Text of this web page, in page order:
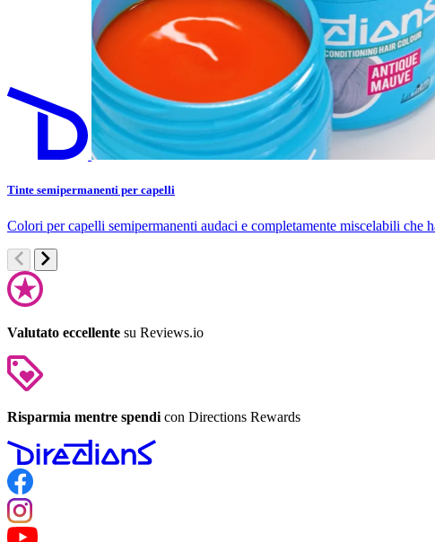
Tinte semipermanenti per capelli
Colori per capelli semipermanenti audaci e completamente miscelabili che
Valutato eccellente su Reviews.io
Risparmia mentre spendi con Directions Rewards
Follow us on Facebook
Follow us on Instagram
Follow us on YouTube